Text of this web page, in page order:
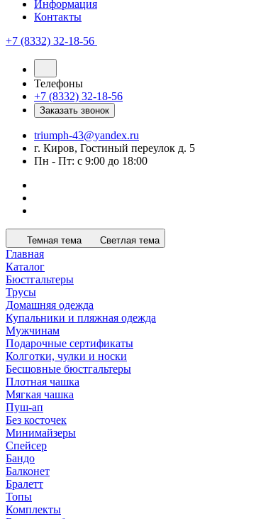
Информация
Контакты
+7 (8332) 32-18-56
Телефоны
+7 (8332) 32-18-56
Заказать звонок
triumph-43@yandex.ru
г. Киров, Гостиный переулок д. 5
Пн - Пт: с 9:00 до 18:00
Темная тема Светлая тема
Главная
Каталог
Бюстгальтеры
Трусы
Домашняя одежда
Купальники и пляжная одежда
Мужчинам
Подарочные сертификаты
Колготки, чулки и носки
Бесшовные бюстгальтеры
Плотная чашка
Мягкая чашка
Пуш-ап
Без косточек
Минимайзеры
Спейсер
Бандо
Балконет
Бралетт
Топы
Комплекты